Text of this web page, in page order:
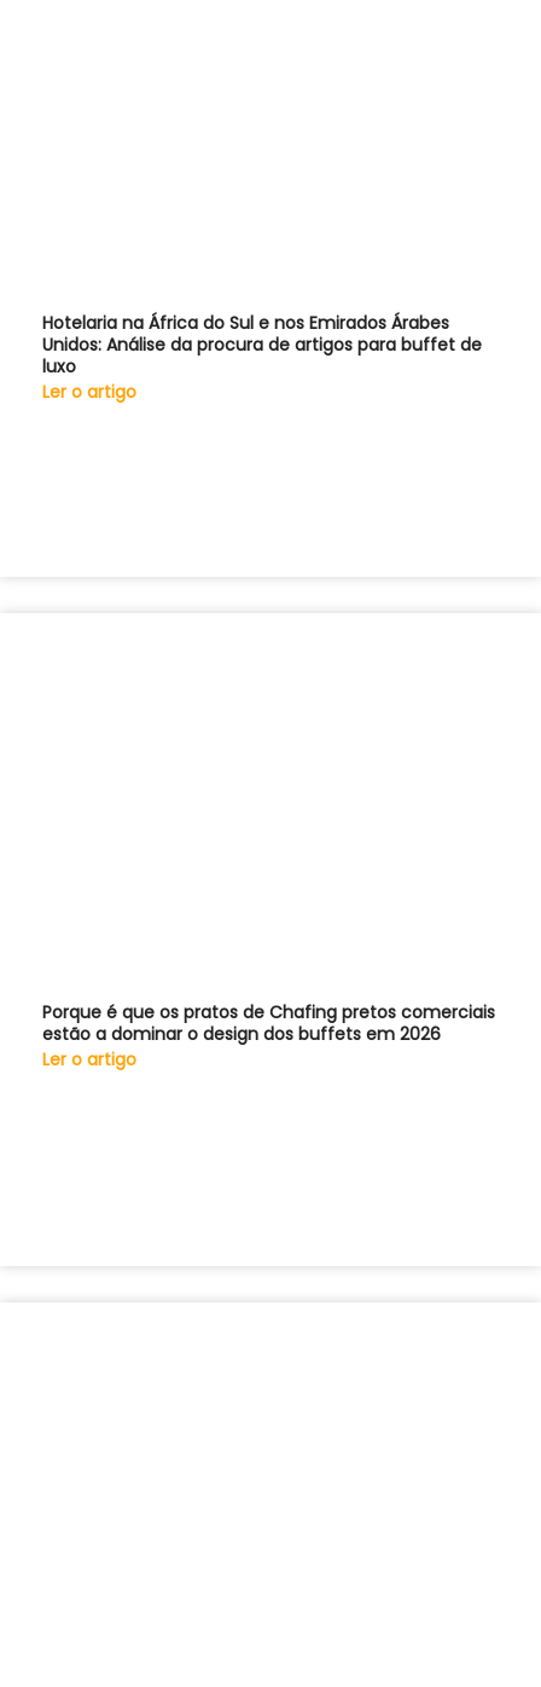
Hotelaria na África do Sul e nos Emirados Árabes
Unidos: Análise da procura de artigos para buffet de
luxo
Ler o artigo
Porque é que os pratos de Chafing pretos comerciais
estão a dominar o design dos buffets em 2026
Ler o artigo